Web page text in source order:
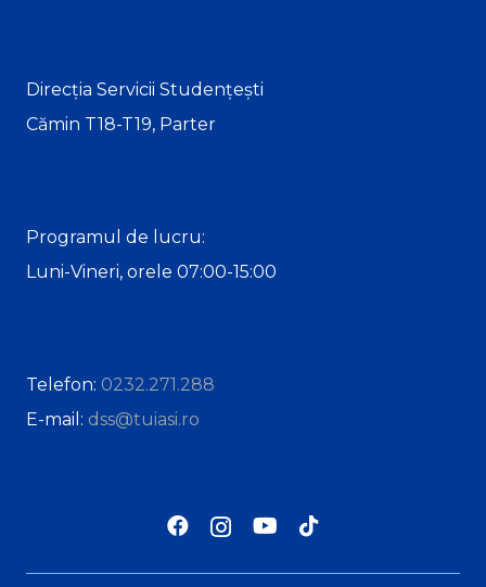
Direcția Servicii Studențești
Cămin T18-T19, Parter
Programul de lucru:
Luni-Vineri, orele 07:00-15:00
Telefon: 0232.271.288
E-mail: dss@tuiasi.ro